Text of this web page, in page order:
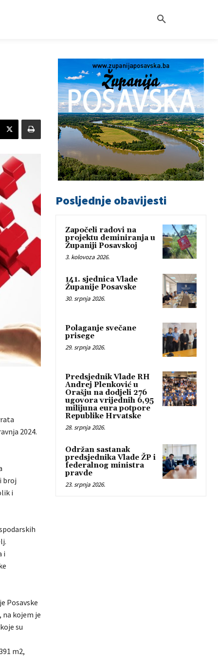
2024.
broj
i
i
Posavske
na kojem je
su
m2,
Posljednje obavijesti
Započeli radovi na
projektu deminiranja u
Županiji Posavskoj
3. kolovoza 2026.
141. sjednica Vlade
Županije Posavske
30. srpnja 2026.
Polaganje svečane
prisege
29. srpnja 2026.
Predsjednik Vlade RH
Andrej Plenković u
Orašju na dodjeli 276
ugovora vrijednih 6,95
milijuna eura potpore
Republike Hrvatske
28. srpnja 2026.
Održan sastanak
predsjednika Vlade ŽP i
federalnog ministra
pravde
23. srpnja 2026.